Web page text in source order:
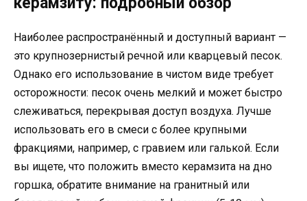
Наиболее распространённый и доступный вариант —
это крупнозернистый речной или кварцевый песок.
Однако его использование в чистом виде требует
осторожности: песок очень мелкий и может быстро
слеживаться, перекрывая доступ воздуха. Лучше
использовать его в смеси с более крупными
фракциями, например, с гравием или галькой. Если
вы ищете, что положить вместо керамзита на дно
горшка, обратите внимание на гранитный или